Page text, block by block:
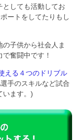
としても活動してお
ートをしてたりもし
子供から社会人ま
奮闘中です！
える４つのドリブル
手のスキルなど試合
います。)